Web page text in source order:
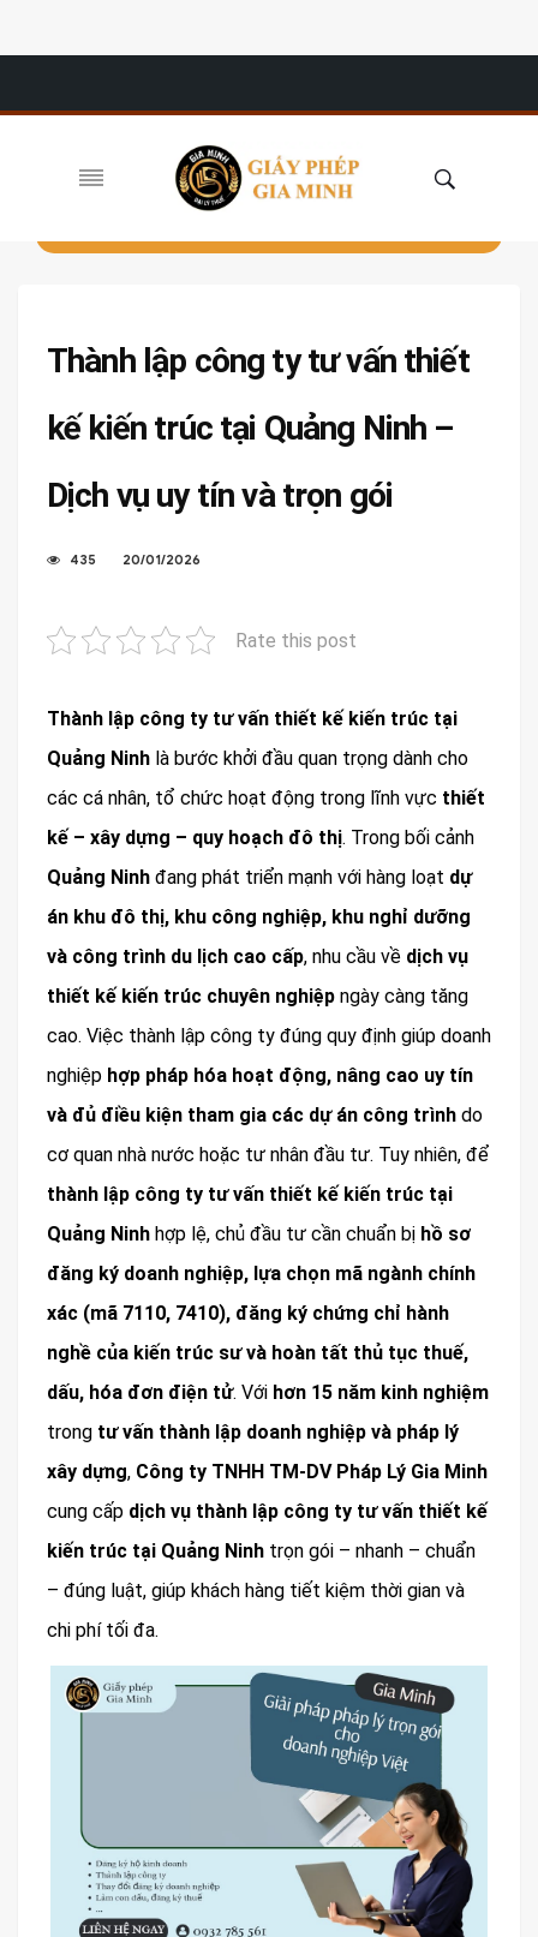
Thành lập công ty tư vấn thiết
kế kiến trúc tại Quảng Ninh –
Dịch vụ uy tín và trọn gói
435 20/01/2026
Rate this post
Thành lập công ty tư vấn thiết kế kiến trúc tại
Quảng Ninh là bước khởi đầu quan trọng dành cho
các cá nhân, tổ chức hoạt động trong lĩnh vực thiết
kế – xây dựng – quy hoạch đô thị. Trong bối cảnh
Quảng Ninh đang phát triển mạnh với hàng loạt dự
án khu đô thị, khu công nghiệp, khu nghỉ dưỡng
và công trình du lịch cao cấp, nhu cầu về dịch vụ
thiết kế kiến trúc chuyên nghiệp ngày càng tăng
cao. Việc thành lập công ty đúng quy định giúp doanh
nghiệp hợp pháp hóa hoạt động, nâng cao uy tín
và đủ điều kiện tham gia các dự án công trình do
cơ quan nhà nước hoặc tư nhân đầu tư. Tuy nhiên, để
thành lập công ty tư vấn thiết kế kiến trúc tại
Quảng Ninh hợp lệ, chủ đầu tư cần chuẩn bị hồ sơ
đăng ký doanh nghiệp, lựa chọn mã ngành chính
xác (mã 7110, 7410), đăng ký chứng chỉ hành
nghề của kiến trúc sư và hoàn tất thủ tục thuế,
dấu, hóa đơn điện tử. Với hơn 15 năm kinh nghiệm
trong tư vấn thành lập doanh nghiệp và pháp lý
xây dựng, Công ty TNHH TM-DV Pháp Lý Gia Minh
cung cấp dịch vụ thành lập công ty tư vấn thiết kế
kiến trúc tại Quảng Ninh trọn gói – nhanh – chuẩn
– đúng luật, giúp khách hàng tiết kiệm thời gian và
chi phí tối đa.